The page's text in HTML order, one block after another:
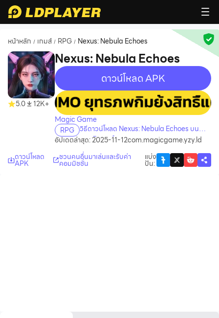
หน้าหลัก / เกมส์ / RPG / Nexus: Nebula Echoes
5.0 12K+
Nexus: Nebula Echoes
recommend
ดาวน์โหลด APK
recommend
Magic Game
RPG วิธีดาวน์โหลด Nexus: Nebula Echoes บน
คอมพิวเตอร์
อัปเดตล่าสุด: 2025-11-12com.magicgame.yzy.ld
ดาวน์โหลด
APK
ชวนคนอื่นมาเล่นและรับค่า
คอมมิชชั่น
แบ่ง
ปัน: